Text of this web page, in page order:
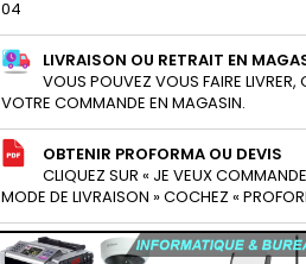
04
LIVRAISON OU RETRAIT EN
VOUS POUVEZ VOUS FAIRE LIVRER,
VOTRE COMMANDE EN MAGASIN.
OBTENIR PROFORMA OU DEVIS
CLIQUEZ SUR « JE VEUX
MODE DE LIVRAISON » COCHEZ «